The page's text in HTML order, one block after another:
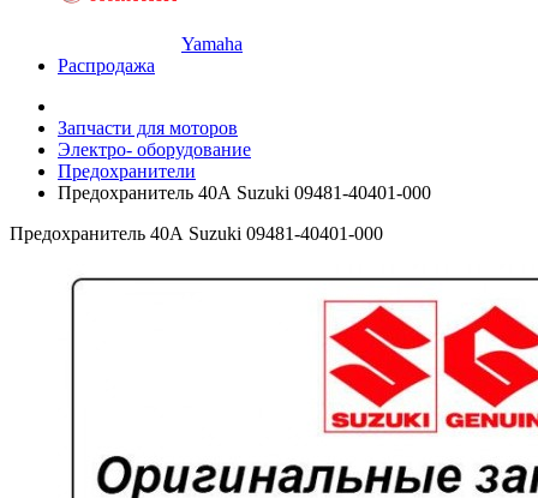
Yamaha
Распродажа
Запчасти для моторов
Электро- оборудование
Предохранители
Предохранитель 40А Suzuki 09481-40401-000
Предохранитель 40А Suzuki 09481-40401-000